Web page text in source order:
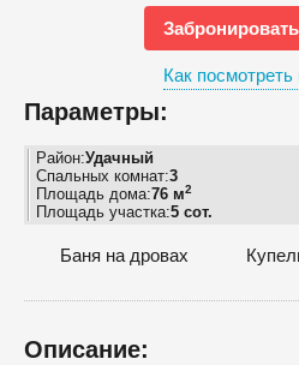
Как посмотреть
Параметры:
Район:Удачный
Спальных комнат:3
Площадь дома:76 м2
Площадь участка:5 сот.
Баня на дровах
Описание: